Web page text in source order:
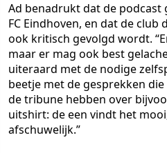
Ad benadrukt dat de podcast
FC Eindhoven, en dat de
ook kritisch gevolgd wordt.
maar er mag ook best
uiteraard met de nodige
beetje met de gesprekken
de tribune hebben over
uitshirt: de een vindt het
afschuwelijk.”